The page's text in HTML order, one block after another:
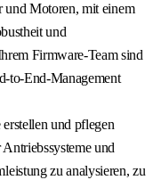
und Motoren, mit einem
und
Firmware-Team sind
to-End-Management
erstellen und pflegen
und
zu analysieren, zu